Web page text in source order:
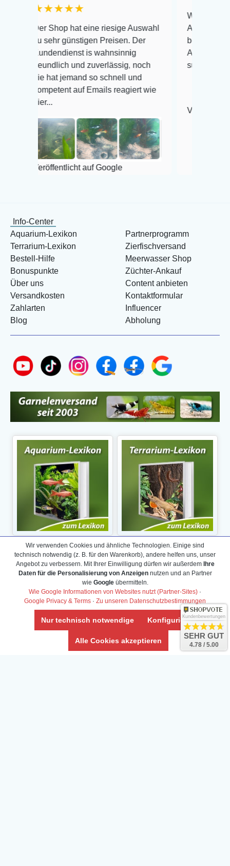
Shop hat eine riesige Auswahl
sehr günstigen Preisen. Der
is wahnsinnig
und zuverlässig, noch
hat jemand so schnell und
auf Emails reagiert wie
auf Google
Warenanlieferung
Auswahl plus
befinden der Fische
Alles ist quick
super Zustand. Gerne
Veröffentlicht auf
Info-Center
Aquarium-Lexikon
Terrarium-Lexikon
Bestell-Hilfe
Bonuspunkte
Über uns
Versandkosten
Zahlarten
Blog
Partnerprogramm
Zierfischversand
Meerwasser Shop
Züchter-Ankauf
Content anbieten
Kontaktformular
Influencer
Abholung
Wir verwenden Cookies und ähnliche Technologien. Einige sind
technisch notwendig (z. B. für den Warenkorb), andere helfen uns, unser
Angebot zu verbessern. Mit Ihrer Einwilligung dürfen wir außerdem Ihre
Daten für die Personalisierung von Anzeigennutzen und an Partner
wie Googleübermitteln.
Wie Google Informationen von Websites nutzt (Partner-Sites) ·
Google Privacy & Terms · Zu unseren Datenschutzbestimmungen
Nur technisch notwendige Konfigurieren
Alle Cookies akzeptieren
Kundenbewertungen
SEHR GUT
4.78 / 5.00